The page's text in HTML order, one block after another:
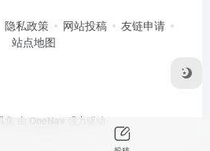
隐私政策 网站投稿
友链申请
站点地图
集 由 OneNav 强力驱动